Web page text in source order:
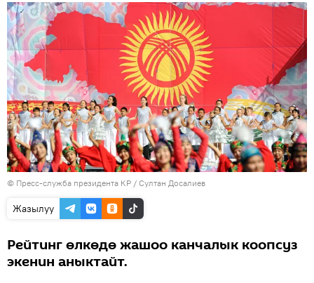
© Пресс-служба президента КР / Султан Досалиев
Жазылуу
Рейтинг өлкөдө жашоо канчалык коопсуз
экенин аныктайт.